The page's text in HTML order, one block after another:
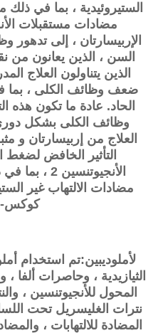
الإربيسارتان ، إلى
السن ، الذين يعانون
الذين يتناولون العلاج
ضعف وظائف الكلى ، بما
الحاد. عادة ما تكون هذه
وظائف الكلى بشكل
العلاج من إربيسارتان
التأثير الخافض
مضادات الالتهاب غير
كوكس-2 الانتقائية
لأملوديبين:تم استخدام
الثيازيدية ، وحاصرات ألفا
المحول للأنجيوتنسين ،
نترات الغليسريل تحت
المضادة للالتهابات ،